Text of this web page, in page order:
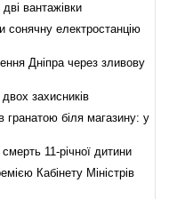
вантажівки
сонячну електростанцію
Дніпра через зливову
захисників
гранатою біля магазину: у
11-річної дитини
Кабінету Міністрів